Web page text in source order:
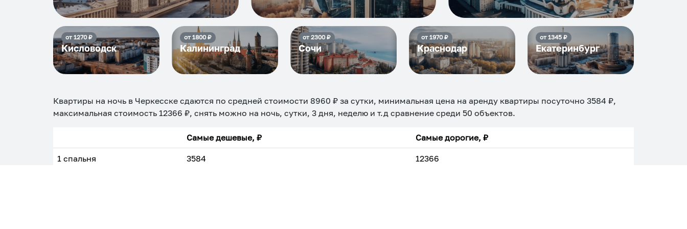
от 1270₽
Кисловодск
от 1800₽
Калининград
от 2300₽
Сочи
от 1970₽
Краснодар
от 1345₽
Екатеринбург
Квартиры на ночь в Черкесске сдаются по средней стоимости 8960 ₽ за сутки, минимальная цена на аренду квартиры посуточно 3584 ₽,
максимальная стоимость 12366 ₽, снять можно на ночь, сутки, 3 дня, неделю и т.д сравнение среди 50 объектов.
Самые дешевые, ₽ Самые дорогие, ₽
1 спальня 3584 12366